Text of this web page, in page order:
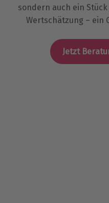
sondern auch ein
Wertschätzung – ein
Jetzt